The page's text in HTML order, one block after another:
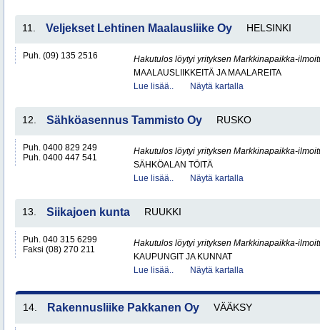
11. Veljekset Lehtinen Maalausliike Oy HELSINKI
Puh. (09) 135 2516
Hakutulos löytyi yrityksen Markkinapaikka-
MAALAUSLIIKKEITÄ JA MAALAREITA
Lue lisää..
Näytä kartalla
12. Sähköasennus Tammisto Oy RUSKO
Puh. 0400 829 249
Puh. 0400 447 541
Hakutulos löytyi yrityksen Markkinapaikka-
SÄHKÖALAN TÖITÄ
Lue lisää..
Näytä kartalla
13. Siikajoen kunta RUUKKI
Puh. 040 315 6299
Faksi (08) 270 211
Hakutulos löytyi yrityksen Markkinapaikka-
KAUPUNGIT JA KUNNAT
Lue lisää..
Näytä kartalla
14. Rakennusliike Pakkanen Oy VÄÄKSY